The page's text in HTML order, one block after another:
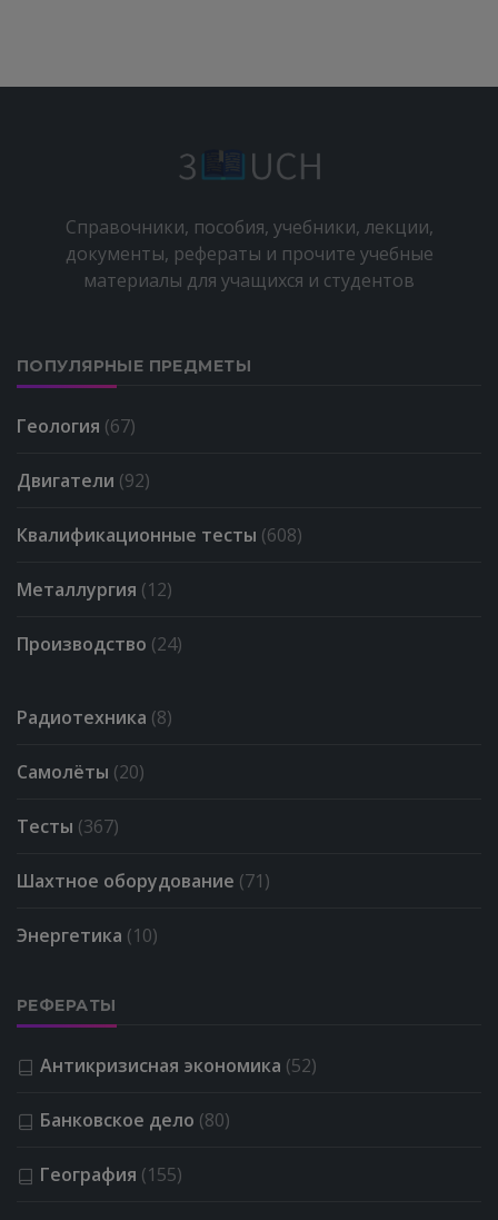
Справочники, пособия, учебники, лекции,
документы, рефераты и прочите учебные
материалы для учащихся и студентов
ПОПУЛЯРНЫЕ ПРЕДМЕТЫ
Геология (67)
Двигатели (92)
Квалификационные тесты (608)
Металлургия (12)
Производство (24)
Радиотехника (8)
Самолёты (20)
Тесты (367)
Шахтное оборудование (71)
Энергетика (10)
РЕФЕРАТЫ
Антикризисная экономика (52)
Банковское дело (80)
География (155)